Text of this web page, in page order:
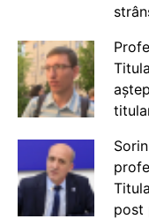
post